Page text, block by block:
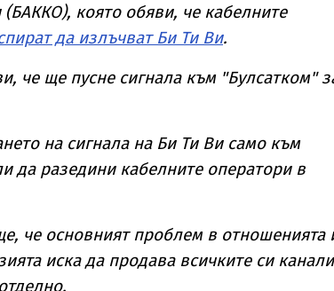
която обяви, че кабелните
да излъчват Би Ти Ви.
че ще пусне сигнала към "Булсатком"
на сигнала на Би Ти Ви само към
да разедини кабелните оператори в
че основният проблем в отношенията
иска да продава всичките си канали